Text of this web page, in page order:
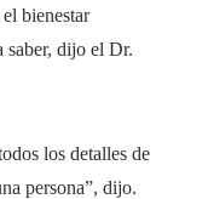
bienestar
saber, dijo el Dr.
los detalles de
persona”, dijo.